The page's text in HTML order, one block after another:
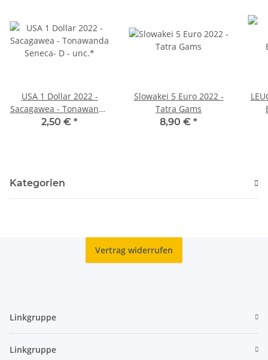
USA 1 Dollar 2022 -
Sacagawea - Tonawanda
Seneca- D - unc.*
2,50 € *
Slowakei 5 Euro 2022 -
Tatra Gams
8,90 € *
Kategorien
Vertrag widerrufen
Linkgruppe
Linkgruppe